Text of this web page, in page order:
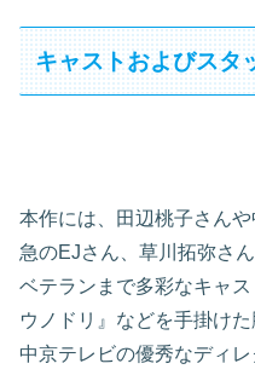
キャストおよびスタ
本作には、田辺桃子さん
急のEJさん、草川拓弥さ
ベテランまで多彩なキャ
ウノドリ』などを手掛け
中京テレビの優秀なディ